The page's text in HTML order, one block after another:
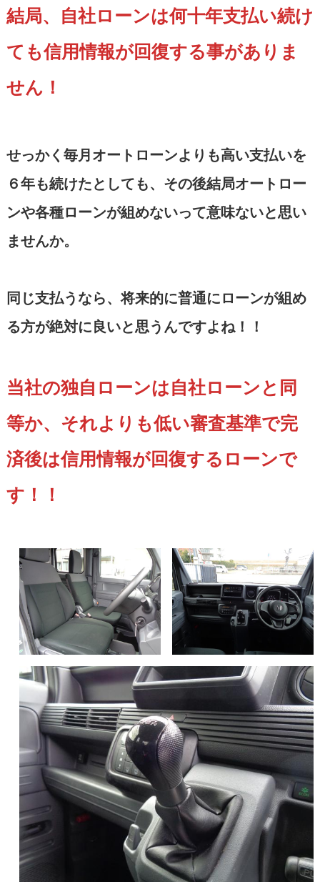
結局、自社ローンは何十年支払い続け
ても信用情報が回復する事がありま
せん！
せっかく毎月オートローンよりも高い支払いを
６年も続けたとしても、その後結局オートロー
ンや各種ローンが組めないって意味ないと思い
ませんか。
同じ支払うなら、将来的に普通にローンが組め
る方が絶対に良いと思うんですよね！！
当社の独自ローンは自社ローンと同
等か、それよりも低い審査基準で完
済後は信用情報が回復するローンで
す！！